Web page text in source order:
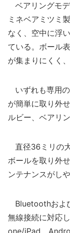
ベアリングモ
ミネベアミツミ
なく、空中に浮
ている。ボール
が集まりにくく
いずれも専用
が簡単に取り外
ルビー、ベアリ
直径36ミリの
ボールを取り外
ンテナンスがし
Bluetoothおよ
無線接続に対応
one/iPad、